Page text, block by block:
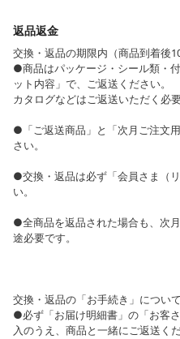
返品返金
交換・返品の期限内（商品到着後
●商品はパッケージ・シール類・
ット内容」で、ご返送ください。
カタログなどはご返送いただく必
●「ご返送商品」と「次月ご注文
さい。
●交換・返品は必ず「会員さま（
い。
●全商品を返品された場合も、次
途必要です。
交換・返品の「お手続き」について
●必ず「お届け明細書」の「お客
入のうえ、商品と一緒にご返送くだ